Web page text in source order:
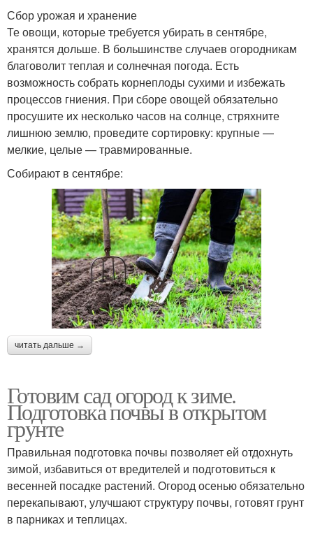
Сбор урожая и хранение
Те овощи, которые требуется убирать в сентябре,
хранятся дольше. В большинстве случаев огородникам
благоволит теплая и солнечная погода. Есть
возможность собрать корнеплоды сухими и избежать
процессов гниения. При сборе овощей обязательно
просушите их несколько часов на солнце, стряхните
лишнюю землю, проведите сортировку: крупные —
мелкие, целые — травмированные.
Собирают в сентябре:
читать дальше →
Готовим сад огород к зиме.
Подготовка почвы в открытом
грунте
Правильная подготовка почвы позволяет ей отдохнуть
зимой, избавиться от вредителей и подготовиться к
весенней посадке растений. Огород осенью обязательно
перекапывают, улучшают структуру почвы, готовят грунт
в парниках и теплицах.